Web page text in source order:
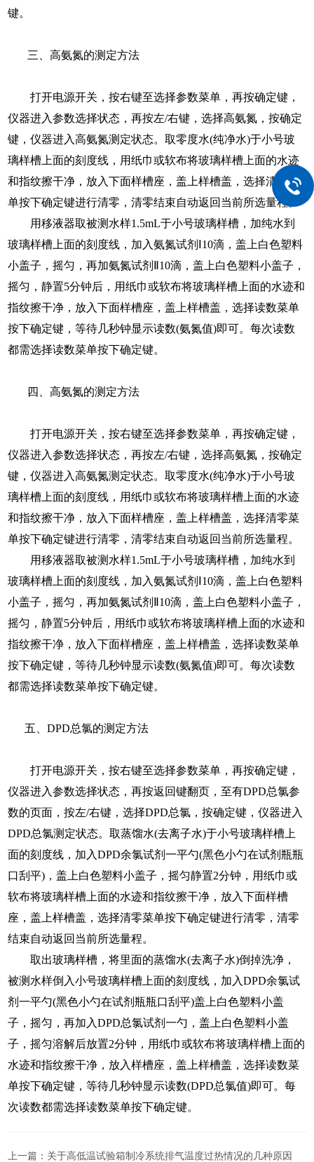
键。
三、高氨氮的测定方法
打开电源开关，按右键至选择参数菜单，再按确定键，
仪器进入参数选择状态，再按左/右键，选择高氨氮，按确定
键，仪器进入高氨氮测定状态。取零度水(纯净水)于小号玻
璃样槽上面的刻度线，用纸巾或软布将玻璃样槽上面的水迹
和指纹擦干净，放入下面样槽座，盖上样槽盖，选择清零菜
单按下确定键进行清零，清零结束自动返回当前所选量程。
用移液器取被测水样1.5mL于小号玻璃样槽，加纯水到
玻璃样槽上面的刻度线，加入氨氮试剂Ⅰ10滴，盖上白色塑料
小盖子，摇匀，再加氨氮试剂Ⅱ10滴，盖上白色塑料小盖子，
摇匀，静置5分钟后，用纸巾或软布将玻璃样槽上面的水迹和
指纹擦干净，放入下面样槽座，盖上样槽盖，选择读数菜单
按下确定键，等待几秒钟显示读数(氨氮值)即可。每次读数
都需选择读数菜单按下确定键。
四、高氨氮的测定方法
打开电源开关，按右键至选择参数菜单，再按确定键，
仪器进入参数选择状态，再按左/右键，选择高氨氮，按确定
键，仪器进入高氨氮测定状态。取零度水(纯净水)于小号玻
璃样槽上面的刻度线，用纸巾或软布将玻璃样槽上面的水迹
和指纹擦干净，放入下面样槽座，盖上样槽盖，选择清零菜
单按下确定键进行清零，清零结束自动返回当前所选量程。
用移液器取被测水样1.5mL于小号玻璃样槽，加纯水到
玻璃样槽上面的刻度线，加入氨氮试剂Ⅰ10滴，盖上白色塑料
小盖子，摇匀，再加氨氮试剂Ⅱ10滴，盖上白色塑料小盖子，
摇匀，静置5分钟后，用纸巾或软布将玻璃样槽上面的水迹和
指纹擦干净，放入下面样槽座，盖上样槽盖，选择读数菜单
按下确定键，等待几秒钟显示读数(氨氮值)即可。每次读数
都需选择读数菜单按下确定键。
五、DPD总氯的测定方法
打开电源开关，按右键至选择参数菜单，再按确定键，
仪器进入参数选择状态，再按返回键翻页，至有DPD总氯参
数的页面，按左/右键，选择DPD总氯，按确定键，仪器进入
DPD总氯测定状态。取蒸馏水(去离子水)于小号玻璃样槽上
面的刻度线，加入DPD余氯试剂一平勺(黑色小勺在试剂瓶瓶
口刮平)，盖上白色塑料小盖子，摇匀静置2分钟，用纸巾或
软布将玻璃样槽上面的水迹和指纹擦干净，放入下面样槽
座，盖上样槽盖，选择清零菜单按下确定键进行清零，清零
结束自动返回当前所选量程。
取出玻璃样槽，将里面的蒸馏水(去离子水)倒掉洗净，
被测水样倒入小号玻璃样槽上面的刻度线，加入DPD余氯试
剂一平勺(黑色小勺在试剂瓶瓶口刮平)盖上白色塑料小盖
子，摇匀，再加入DPD总氯试剂一勺，盖上白色塑料小盖
子，摇匀溶解后放置2分钟，用纸巾或软布将玻璃样槽上面的
水迹和指纹擦干净，放入样槽座，盖上样槽盖，选择读数菜
单按下确定键，等待几秒钟显示读数(DPD总氯值)即可。每
次读数都需选择读数菜单按下确定键。
上一篇： 关于高低温试验箱制冷系统排气温度过热情况的几种原因